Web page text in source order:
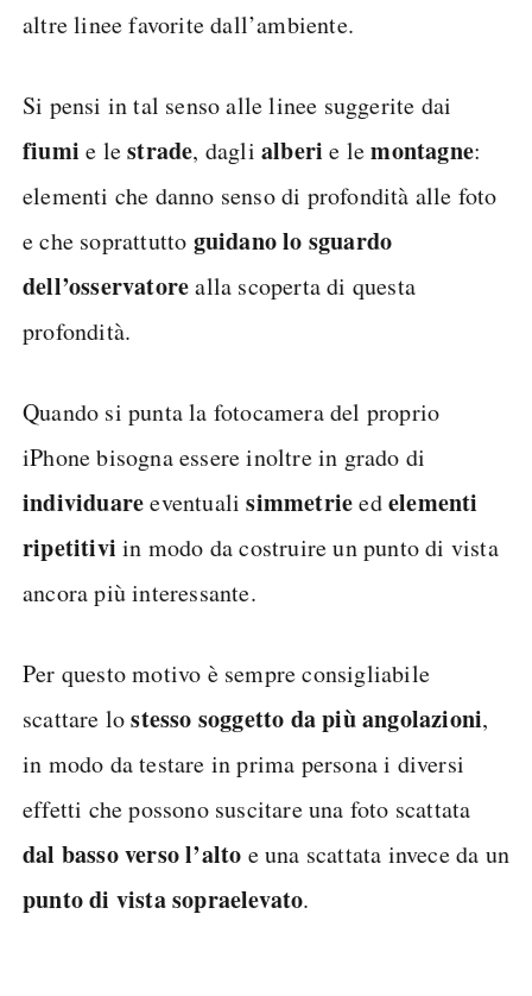
altre linee favorite dall’ambiente.
Si pensi in tal senso alle linee suggerite dai
fiumi e lestrade, daglialberi e lemontagne:
elementi che danno senso di profondità alle foto
e che soprattutto guidano lo sguardo
dell’osservatorealla scoperta di questa
profondità.
Quando si punta la fotocamera del proprio
iPhone bisogna essere inoltre in grado di
individuareeventualisimmetrieedelementi
ripetitivi in modo da costruire un punto di vista
ancora più interessante.
Per questo motivo è sempre consigliabile
scattare lostesso soggetto da più angolazioni,
in modo da testare in prima persona i diversi
effetti che possono suscitare una foto scattata
dal basso verso l’alto e una scattata invece da un
punto di vista sopraelevato.